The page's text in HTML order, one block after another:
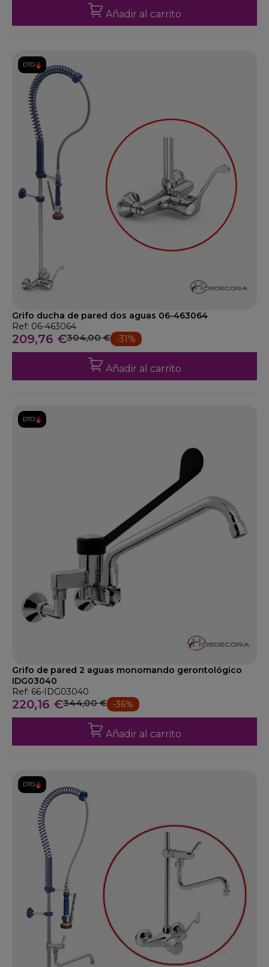
Añadir al carrito
DTO.
Grifo ducha de pared dos aguas 06-463064
Ref: 06-463064
209,76 €304,00 € -31%
Añadir al carrito
DTO.
Grifo de pared 2 aguas monomando gerontológico
IDG03040
Ref: 66-IDG03040
220,16 €344,00 € -36%
Añadir al carrito
DTO.